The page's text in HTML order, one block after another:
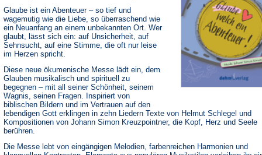
Glaube ist ein Abenteuer – so tief und
wagemutig wie die Liebe, so überraschend wie
ein Neuanfang an einem unbekannten Ort. Wer
glaubt, lässt sich ein: auf Unsicherheit, auf
Sehnsucht, auf eine Stimme, die oft nur leise
im Herzen spricht.
Diese neue ökumenische Messe lädt ein, dem
Glauben musikalisch und spirituell zu
begegnen – mit all seiner Schönheit, seinem
Wagnis, seinen Fragen. Inspiriert von
biblischen Bildern und im Vertrauen auf den
lebendigen Gott erklingen in zehn Liedern Texte von Helmut Schlegel und
Kompositionen von Johann Simon Kreuzpointner, die Kopf, Herz und Seele
berühren.
Die Messe lebt von eingängigen Melodien, farbenreichen Harmonien und